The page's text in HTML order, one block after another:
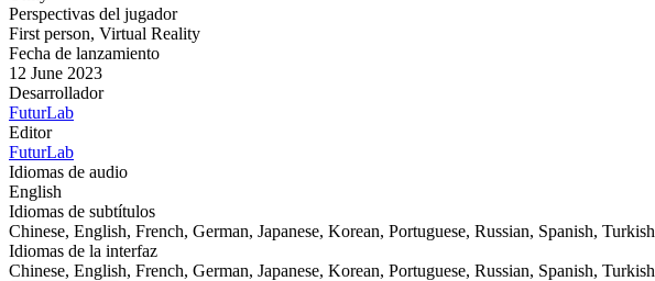
Perspectivas del jugador
First person, Virtual Reality
Fecha de lanzamiento
12 June 2023
Desarrollador
FuturLab
Editor
FuturLab
Idiomas de audio
English
Idiomas de subtítulos
Chinese, English, French, German, Japanese, Korean, Portuguese, Russian, Spanish, Turkish
Idiomas de la interfaz
Chinese, English, French, German, Japanese, Korean, Portuguese, Russian, Spanish, Turkish